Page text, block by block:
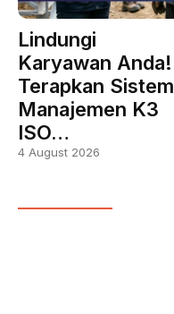
Lindungi
Karyawan Anda!
Terapkan Sistem
Manajemen K3
ISO…
4 August 2026